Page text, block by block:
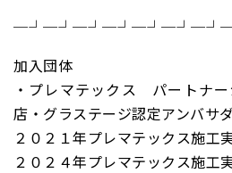
加入団体
・プレマテックス パートナ
店・グラステージ認定アンバサ
２０２１年プレマテックス施
２０２４年プレマテックス施工